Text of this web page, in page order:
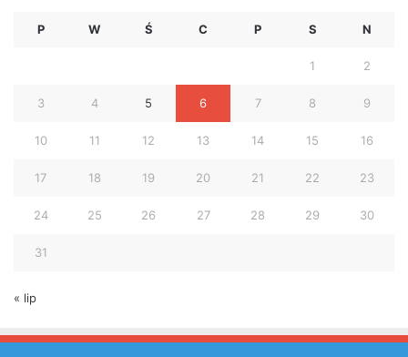
P W Ś C P S N
1 2
3 4 5 6 7 8 9
10 11 12 13 14 15 16
17 18 19 20 21 22 23
24 25 26 27 28 29 30
31
« lip